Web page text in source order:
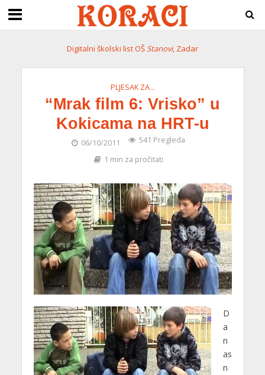
Digitalni školski list OŠStanovi, Zadar
PLJESAK ZA...
“Mrak film 6: Vrisko” u
Kokicama na HRT-u
06/10/2011
541 Pregleda
1 min za pročitati
D
a
n
as
n